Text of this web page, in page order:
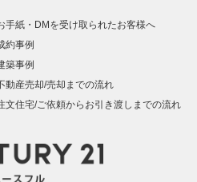
手紙・DMを受け取られたお客様へ
約事例
築事例
動産売却/売却までの流れ
文住宅/ご依頼からお引き渡しまでの流れ